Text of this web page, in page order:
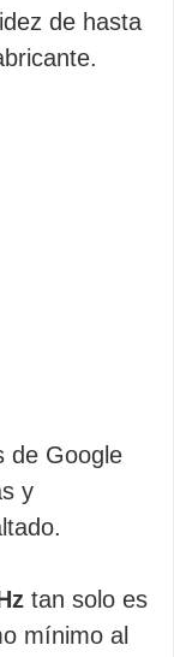
de hasta
de Google
y
tan solo es
mínimo al